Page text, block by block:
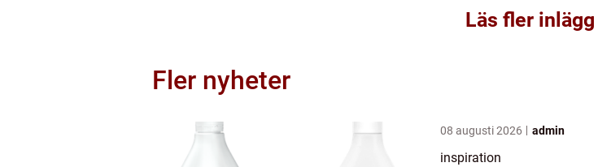
Läs fler
Fler nyheter
08 augusti 2026 admin
inspiration